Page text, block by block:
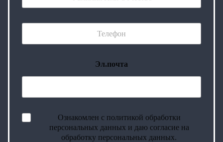
Эл.почта
Ознакомлен с политикой обработки
персональных данных и даю согласие на
обработку персональных данных.